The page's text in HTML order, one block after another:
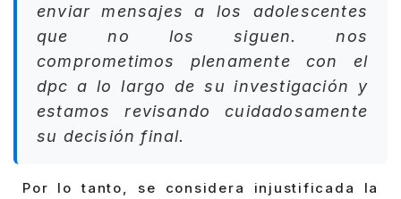
enviar mensajes a los adolescentes
que no los siguen. nos
comprometimos plenamente con el
dpc a lo largo de su investigación y
estamos revisando cuidadosamente
su decisión final.
Por lo tanto, se considera injustificada la